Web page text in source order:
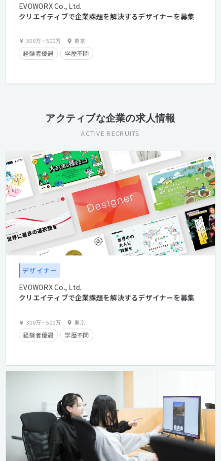
EVOWORX Co., Ltd.
クリエイティブで企業課題を解決するデザイナーを募集
300万~500万 東京
経験者優遇 学歴不問
アクティブな企業の求人情報
ACTIVE RECRUITS
デザイナー
EVOWORX Co., Ltd.
クリエイティブで企業課題を解決するデザイナーを募集
300万~500万 東京
経験者優遇 学歴不問